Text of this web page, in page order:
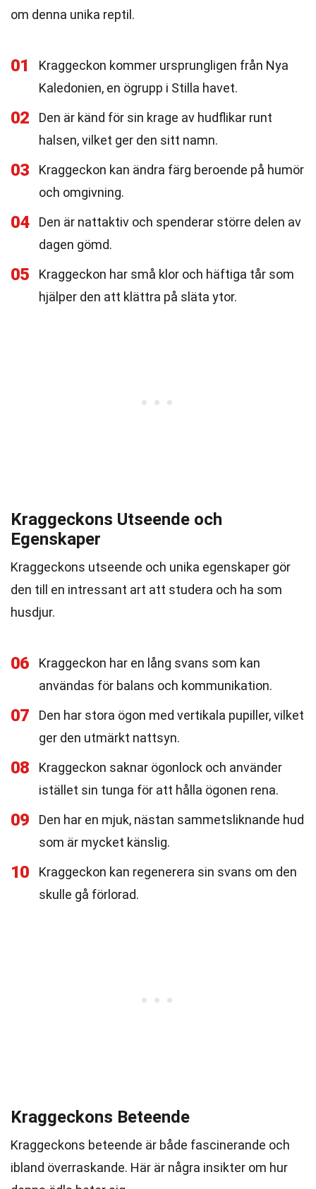
om denna unika reptil.
01
Kraggeckon kommer ursprungligen från Nya
Kaledonien, en ögrupp i Stilla havet.
02
Den är känd för sin krage av hudflikar runt
halsen, vilket ger den sitt namn.
03
Kraggeckon kan ändra färg beroende på humör
och omgivning.
04
Den är nattaktiv och spenderar större delen av
dagen gömd.
05
Kraggeckon har små klor och häftiga tår som
hjälper den att klättra på släta ytor.
Kraggeckons Utseende och
Egenskaper
Kraggeckons utseende och unika egenskaper gör
den till en intressant art att studera och ha som
husdjur.
06
Kraggeckon har en lång svans som kan
användas för balans och kommunikation.
07
Den har stora ögon med vertikala pupiller, vilket
ger den utmärkt nattsyn.
08
Kraggeckon saknar ögonlock och använder
istället sin tunga för att hålla ögonen rena.
09
Den har en mjuk, nästan sammetsliknande hud
som är mycket känslig.
10
Kraggeckon kan regenerera sin svans om den
skulle gå förlorad.
Kraggeckons Beteende
Kraggeckons beteende är både fascinerande och
ibland överraskande. Här är några insikter om hur